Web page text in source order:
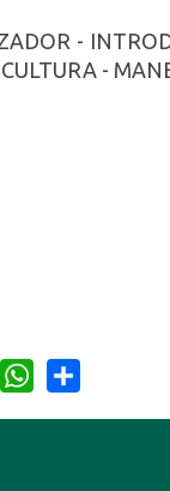
-
-
WhatsApp